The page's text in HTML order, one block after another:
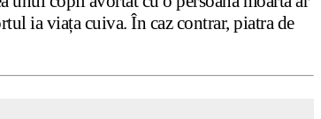
ia viața cuiva. În caz contrar, piatra de